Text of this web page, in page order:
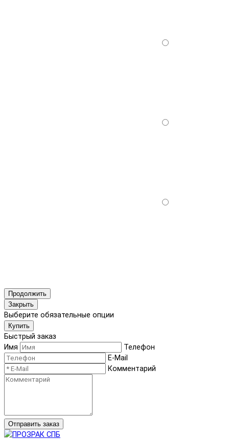
Продолжить
Закрыть
Выберите обязательные опции
Купить
Быстрый заказ
Имя
Телефон
E-Mail
Комментарий
Отправить заказ